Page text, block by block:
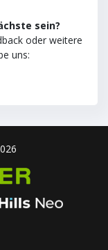
sein?
oder weitere
uns: